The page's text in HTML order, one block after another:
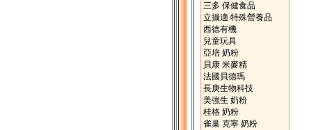
三多 保健食品
立攝適 特殊營養品
西德有機
兒童玩具
亞培 奶粉
貝康 米麥精
法國貝德瑪
長庚生物科技
美強生 奶粉
桂格 奶粉
雀巢 克寧 奶粉